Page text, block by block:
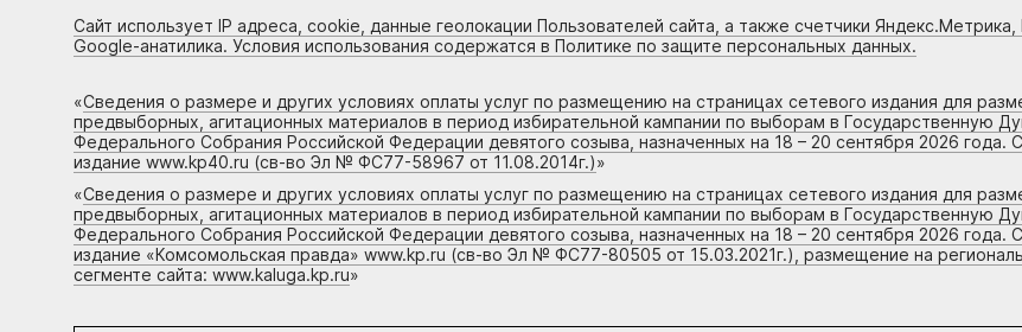
Сайт использует IP адреса, cookie, данные геолокации Пользователей сайта, а также счетчики
Google-анатилика. Условия использования содержатся в Политике по защите персональных данных.
«Сведения о размере и других условиях оплаты услуг по размещению на страницах сетевого издания для
предвыборных, агитационных материалов в период избирательной кампании по выборам в Государственную
Федерального Собрания Российской Федерации девятого созыва, назначенных на 18 – 20 сентября 2026 года.
издание www.kp40.ru (св-во Эл № ФС77-58967 от 11.08.2014г.)»
«Сведения о размере и других условиях оплаты услуг по размещению на страницах сетевого издания для
предвыборных, агитационных материалов в период избирательной кампании по выборам в Государственную
Федерального Собрания Российской Федерации девятого созыва, назначенных на 18 – 20 сентября 2026 года.
издание «Комсомольская правда» www.kp.ru (св-во Эл № ФС77-80505 от 15.03.2021г.), размещение на
сегменте сайта: www.kaluga.kp.ru»